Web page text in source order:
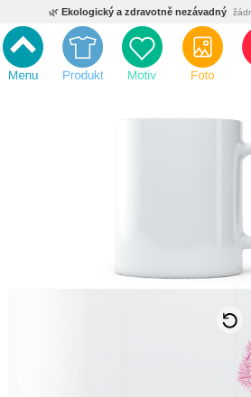
🌿 Ekologický a zdravotně nezávadný
💡Inovativní výroba vlastní vývoj,
⚡ Rychlé dodání
🏢 Výhodné pro firmy velké